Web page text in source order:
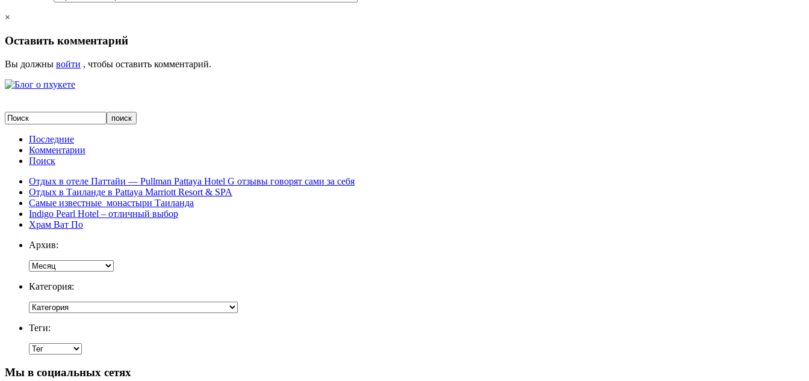
×
Оставить комментарий
Вы должны войти , чтобы оставить комментарий.
Последние
Комментарии
Поиск
Отдых в отеле Паттайи — Pullman Pattaya Hotel G отзывы говорят сами за себя
Отдых в Таиланде в Pattaya Marriott Resort & SPA
Самые известные монастыри Таиланда
Indigo Pearl Hotel – отличный выбор
Храм Ват По
Архив:
Категория:
Теги:
Мы в социальных сетях